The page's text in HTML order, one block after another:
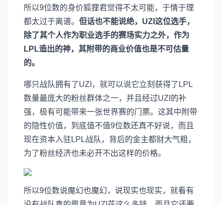
所以9位数的身价狐狸君觉得不太可能，于情于理
都太过于离谱。 但话也不能说绝，UZI这位选手，
除了其个人作为职业选手的赛场实力之外，作为
LPL造出的神，其附带的商业价值也是不可估量
的。
哪只战队拥有了UZI，就可以说它立刻获得了LPL
数量最庞大的粉丝群体之一，并且经过UZI的补
强，极有可能带来一张世界赛的门票。这其中附带
的隐性价值，到底值不值9位数还真不好说，而且
现在资本入驻LPL战队，背后的金主都财大气粗，
为了粉丝经济也未必开不出这样的价格。
所以9位数说魔幻也魔幻，说现实也现实，就看有